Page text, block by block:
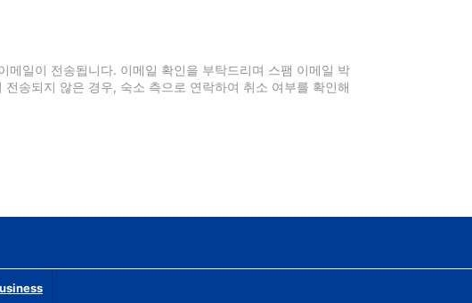
일이 전송됩니다. 이메일 확인을 부탁드리며 스팸 이메일 박
송되지 않은 경우, 숙소 측으로 연락하여 취소 여부를 확인해